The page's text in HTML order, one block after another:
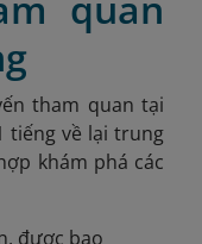
tham quan tại
tiếng về lại trung
khám phá các
được bao